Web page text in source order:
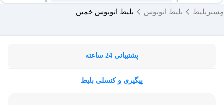
مِستربلیط بلیط اتوبوس بلیط اتوبوس خمین
پشتیبانی 24 ساعته
پیگیری و کنسلی بلیط